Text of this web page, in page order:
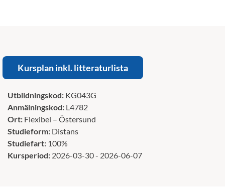
Kursplan inkl. litteraturlista
Utbildningskod: KG043G
Anmälningskod: L4782
Ort: Flexibel – Östersund
Studieform: Distans
Studiefart: 100%
Kursperiod: 2026-03-30 - 2026-06-07